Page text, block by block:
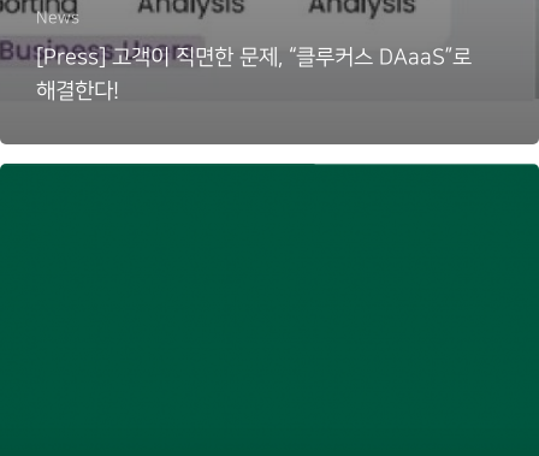
News
[Press] 고객이 직면한 문제, “클루커스 DAaaS”로
해결한다!